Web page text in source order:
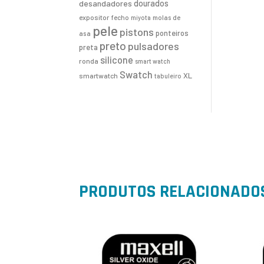
desandadores dourados
expositor fecho miyota molas de
asa pele pistons ponteiros
preta preto pulsadores
ronda silicone smart watch
smartwatch Swatch tabuleiro XL
PRODUTOS